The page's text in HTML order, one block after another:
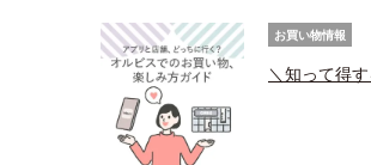
お買い物情報
＼知って得